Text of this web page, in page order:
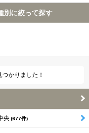
別に絞って探す
かりました！
央 (677件)